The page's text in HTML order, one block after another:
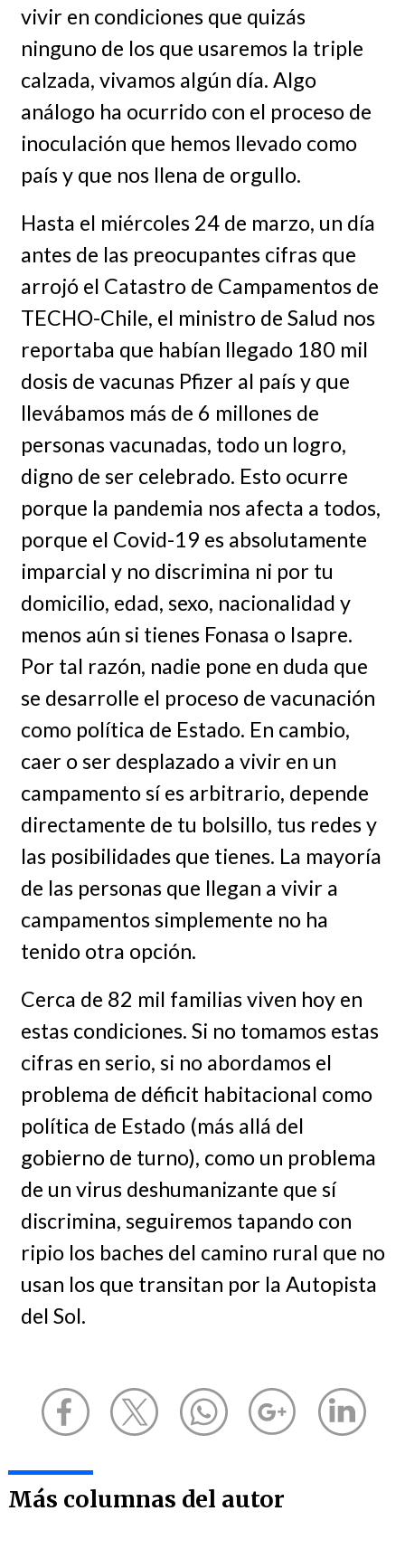
vivir en condiciones que quizás
ninguno de los que usaremos la triple
calzada, vivamos algún día. Algo
análogo ha ocurrido con el proceso de
inoculación que hemos llevado como
país y que nos llena de orgullo.
Hasta el miércoles 24 de marzo, un día
antes de las preocupantes cifras que
arrojó el Catastro de Campamentos de
TECHO-Chile, el ministro de Salud nos
reportaba que habían llegado 180 mil
dosis de vacunas Pfizer al país y que
llevábamos más de 6 millones de
personas vacunadas, todo un logro,
digno de ser celebrado. Esto ocurre
porque la pandemia nos afecta a todos,
porque el Covid-19 es absolutamente
imparcial y no discrimina ni por tu
domicilio, edad, sexo, nacionalidad y
menos aún si tienes Fonasa o Isapre.
Por tal razón, nadie pone en duda que
se desarrolle el proceso de vacunación
como política de Estado. En cambio,
caer o ser desplazado a vivir en un
campamento sí es arbitrario, depende
directamente de tu bolsillo, tus redes y
las posibilidades que tienes. La mayoría
de las personas que llegan a vivir a
campamentos simplemente no ha
tenido otra opción.
Cerca de 82 mil familias viven hoy en
estas condiciones. Si no tomamos estas
cifras en serio, si no abordamos el
problema de déficit habitacional como
política de Estado (más allá del
gobierno de turno), como un problema
de un virus deshumanizante que sí
discrimina, seguiremos tapando con
ripio los baches del camino rural que no
usan los que transitan por la Autopista
del Sol.
Más columnas del autor